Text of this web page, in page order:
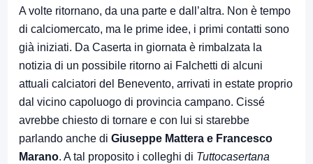
A volte ritornano, da una parte e dall’altra. Non è tempo
di calciomercato, ma le prime idee, i primi contatti sono
già iniziati. Da Caserta in giornata è rimbalzata la
notizia di un possibile ritorno ai Falchetti di alcuni
attuali calciatori del Benevento, arrivati in estate proprio
dal vicino capoluogo di provincia campano. Cissé
avrebbe chiesto di tornare e con lui si starebbe
parlando anche di Giuseppe Mattera e Francesco
Marano. A tal proposito i colleghi di Tuttocasertana